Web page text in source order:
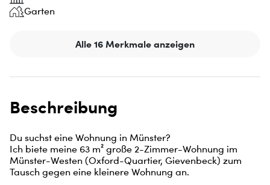
Garten
Alle 16 Merkmale anzeigen
Beschreibung
Du suchst eine Wohnung in Münster?
Ich biete meine 63 m² große 2-Zimmer-Wohnung im
Münster-Westen (Oxford-Quartier, Gievenbeck) zum
Tausch gegen eine kleinere Wohnung an.